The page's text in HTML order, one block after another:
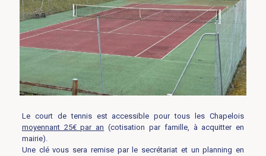
Le court de tennis est accessible pour tous les Chapelois
moyennant 25€ par an (cotisation par famille, à acquitter en
mairie).
Une clé vous sera remise par le secrétariat et un planning en